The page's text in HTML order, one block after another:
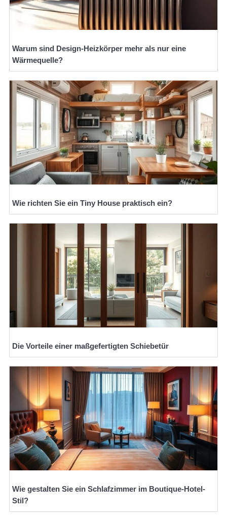
Warum sind Design-Heizkörper mehr als nur eine
Wärmequelle?
Wie richten Sie ein Tiny House praktisch ein?
Die Vorteile einer maßgefertigten Schiebetür
Wie gestalten Sie ein Schlafzimmer im Boutique-Hotel-
Stil?